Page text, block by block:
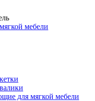
мебели
для мягкой мебели